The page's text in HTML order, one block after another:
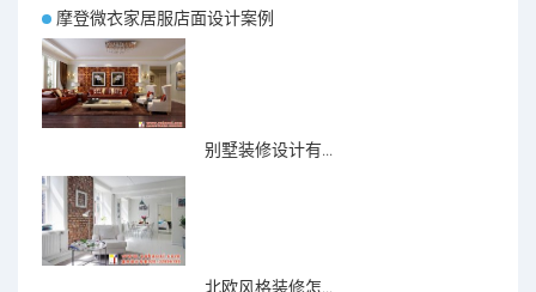
摩登微衣家居服店面设计案例
别墅装修设计有...
北欧风格装修怎...